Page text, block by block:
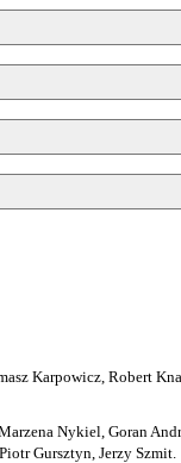
Karpowicz, Robert
Nykiel, Goran
Gursztyn, Jerzy Szmit.